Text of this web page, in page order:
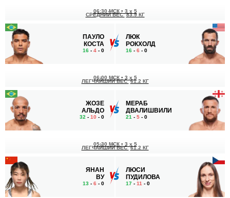
ПАУЛО
КОСТА
16 - 4 - 0
06:30 МСК • 3 x 5
СРЕДНИЙ ВЕС 83.9 КГ
ЛЮК
РОКХОЛД
16 - 6 - 0
ЖОЗЕ
АЛЬДО
32 - 10 - 0
06:00 МСК • 3 x 5
ЛЕГЧАЙШИЙ ВЕС 61.2 КГ
МЕРАБ
ДВАЛИШВИЛИ
21 - 5 - 0
ЯНАН
ВУ
13 - 6 - 0
05:30 МСК • 3 x 5
ЛЕГЧАЙШИЙ ВЕС 61.2 КГ
ЛЮСИ
ПУДИЛОВА
17 - 11 - 0